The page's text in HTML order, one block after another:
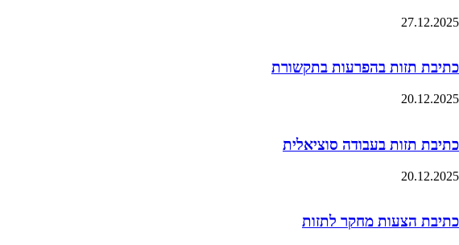
27.12.2025
כתיבת תזות בהפרעות בתקשורת
20.12.2025
כתיבת תזות בעבודה סוציאלית
20.12.2025
כתיבת הצעות מחקר לתזות